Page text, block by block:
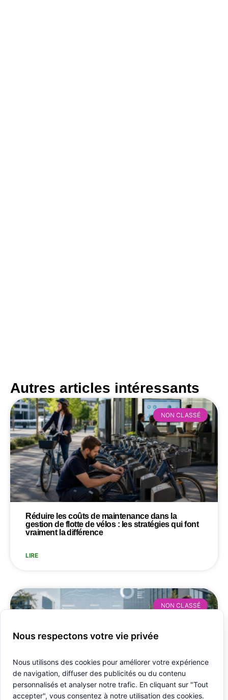
Nous respectons votre vie privée
Nous utilisons des cookies pour améliorer votre expérience
de navigation, diffuser des publicités ou du contenu
personnalisés et analyser notre trafic. En cliquant sur "Tout
accepter", vous consentez à notre utilisation des cookies.
Autres articles intéressants
NON CLASSÉ
Réduire les coûts de maintenance dans la
gestion de flotte de vélos : les stratégies qui font
vraiment la différence
LIRE
NON CLASSÉ